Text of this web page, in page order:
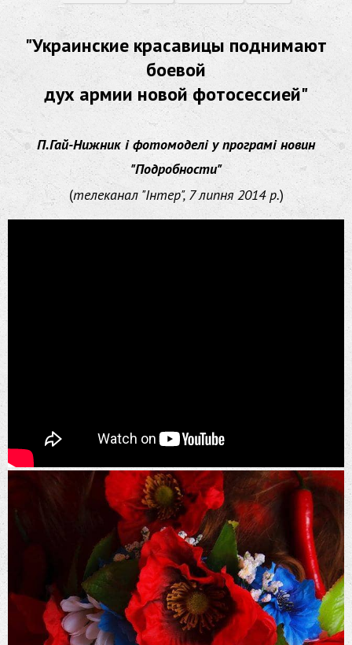
"Украинские красавицы поднимают
боевой
дух армии новой фотосессией"
П.Гай-Нижник і фотомоделі у програмі новин
"Подробности"
(телеканал "Інтер", 7 липня 2014 р.)